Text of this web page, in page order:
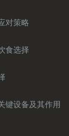
对策略
食选择
键设备及其作用